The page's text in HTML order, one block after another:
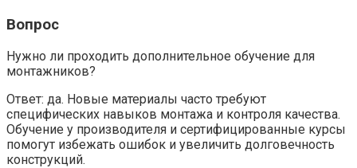
Вопрос
Нужно ли проходить дополнительное обучение для
монтажников?
Ответ: да. Новые материалы часто требуют
специфических навыков монтажа и контроля качества.
Обучение у производителя и сертифицированные курсы
помогут избежать ошибок и увеличить долговечность
конструкций.